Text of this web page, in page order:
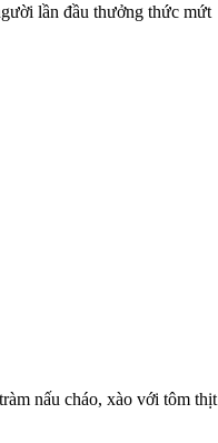
lần đầu thưởng thức mứt
nấu cháo, xào với tôm thịt